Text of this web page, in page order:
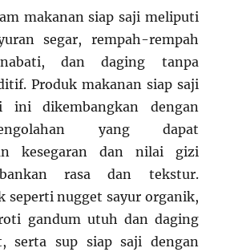
makanan siap saji meliputi
segar, rempah-rempah
dan daging tanpa
Produk makanan siap saji
ini dikembangkan dengan
yang dapat
kesegaran dan nilai gizi
rasa dan tekstur.
seperti nugget sayur organik,
gandum utuh dan daging
serta sup siap saji dengan